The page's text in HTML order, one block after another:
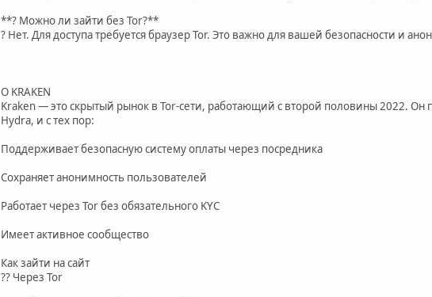
**? Можно ли зайти без Tor?**
? Нет. Для доступа требуется браузер Tor. Это важно для вашей безопасности и
О KRAKEN
Kraken — это скрытый рынок в Tor-сети, работающий с второй половины 2022.
Hydra, и с тех пор:
Поддерживает безопасную систему оплаты через посредника
Сохраняет анонимность пользователей
Работает через Tor без обязательного KYC
Имеет активное сообщество
Как зайти на сайт
?? Через Tor